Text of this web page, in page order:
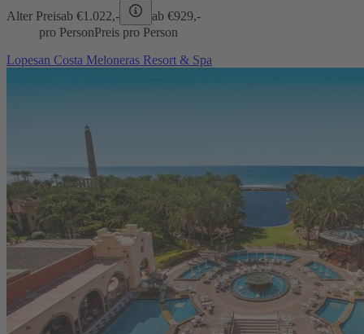
Alter Preisab €1.022,- ab €929,-
pro PersonPreis pro Person
Lopesan Costa Meloneras Resort & Spa